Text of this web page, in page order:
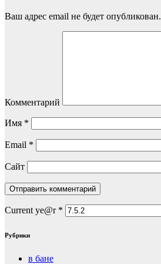
Ваш адрес email не будет опубликован.
Комментарий
Имя *
Email *
Сайт
Current ye@r *
Рубрики
в бане